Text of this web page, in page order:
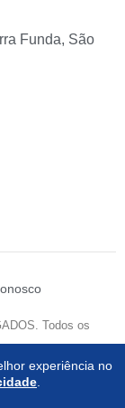
Funda, São
Todos os
experiência no